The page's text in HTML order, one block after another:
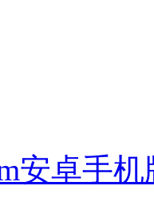
安卓手机